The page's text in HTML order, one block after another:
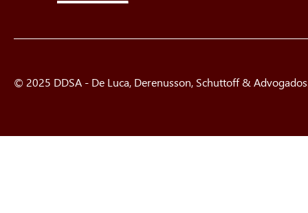
© 2025 DDSA - De Luca, Derenusson, Schuttoff &